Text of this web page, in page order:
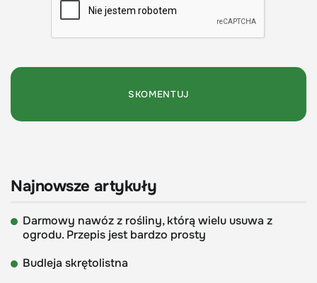
Najnowsze artykuły
Darmowy nawóz z rośliny, którą wielu usuwa z
ogrodu. Przepis jest bardzo prosty
Budleja skrętolistna